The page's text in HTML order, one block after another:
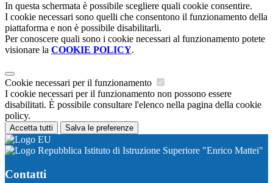
In questa schermata è possibile scegliere quali cookie consentire.
I cookie necessari sono quelli che consentono il funzionamento della
piattaforma e non è possibile disabilitarli.
Per conoscere quali sono i cookie necessari al funzionamento potete
visionare la COOKIE POLICY.
Cookie necessari per il funzionamento
I cookie necessari per il funzionamento non possono essere
disabilitati. È possibile consultare l'elenco nella pagina della cookie
policy.
Accetta tutti Salva le preferenze
Istituto di Istruzione Superiore "Enrico Mattei"
Contatti